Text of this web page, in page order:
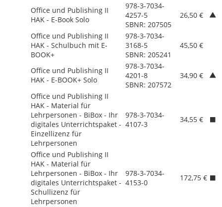
Office und Publishing II
HAK - E-Book Solo
978-3-7034-
4257-5
SBNR: 207505
26,50 €
Office und Publishing II
HAK - Schulbuch mit E-
BOOK+
978-3-7034-
3168-5
SBNR: 205241
45,50 €
Office und Publishing II
HAK - E-BOOK+ Solo
978-3-7034-
4201-8
SBNR: 207572
34,90 €
Office und Publishing II
HAK - Material für
Lehrpersonen - BiBox - Ihr
digitales Unterrichtspaket -
Einzellizenz für
Lehrpersonen
978-3-7034-
4107-3
34,55 €
Office und Publishing II
HAK - Material für
Lehrpersonen - BiBox - Ihr
digitales Unterrichtspaket -
Schullizenz für
Lehrpersonen
978-3-7034-
4153-0
172,75 €